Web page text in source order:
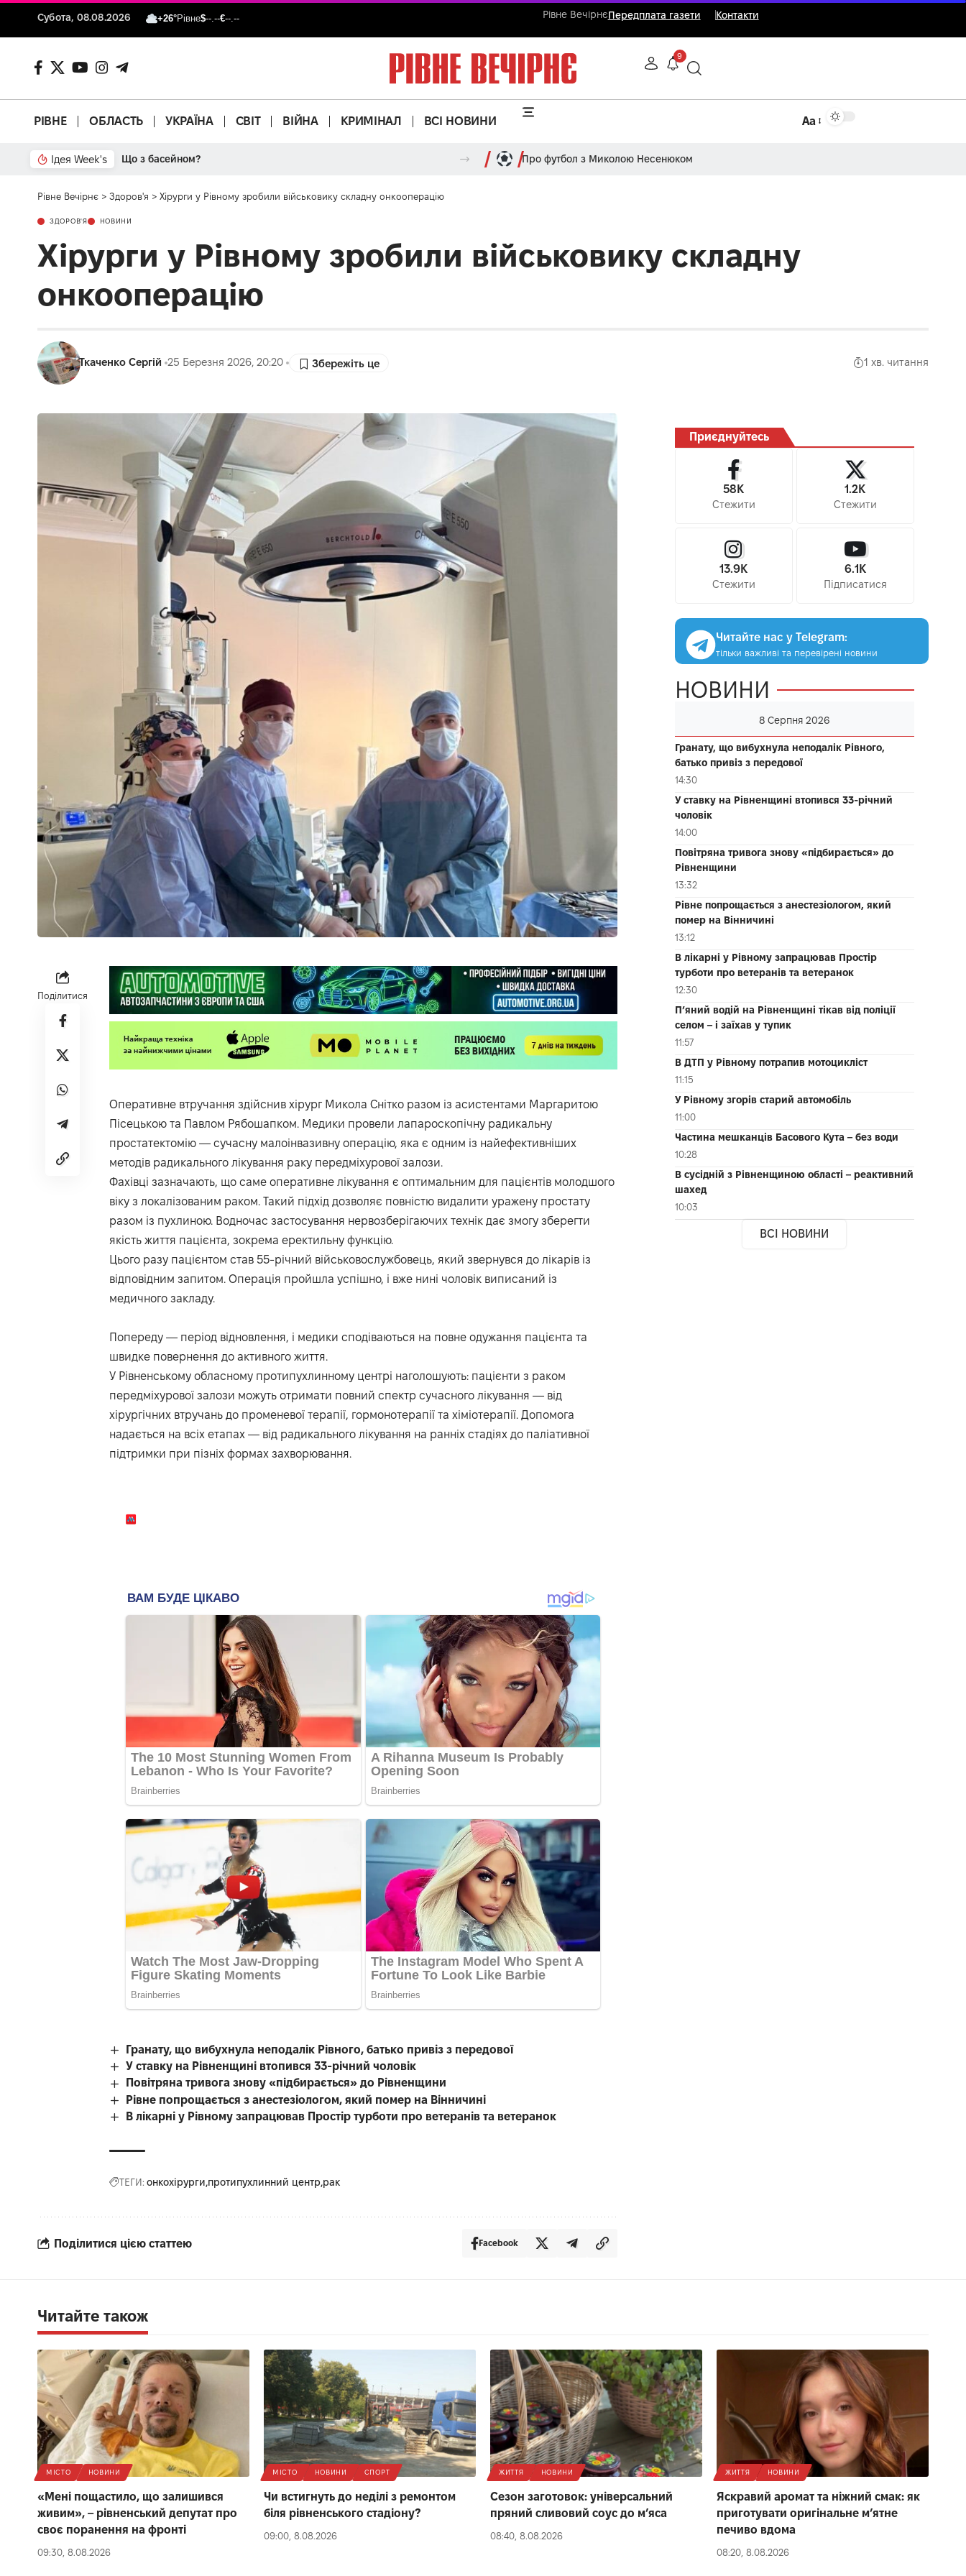
Субота, 08.08.2026 +26°Рівне$--.--€--.-- Рівне ВечірнєПередплата газети Контакти
9
РІВНЕ ОБЛАСТЬ УКРАЇНА СВІТ ВІЙНА КРИМІНАЛ ВСІ НОВИНИ Аа
Ідея Week's Що з басейном? Про футбол з Миколою Несенюком
Рівне Вечірнє > Здоров'я > Хірурги у Рівному зробили військовику складну онкооперацію
ЗДОРОВ'Я НОВИНИ
Хірурги у Рівному зробили військовику складну
онкооперацію
Ткаченко Сергій 25 Березня 2026, 20:20 1 хв. читання
Поділитися
Оперативне втручання здійснив хірург Микола Снітко разом із асистентами Маргаритою
Пісецькою та Павлом Рябошапком. Медики провели лапароскопічну радикальну
простатектомію — сучасну малоінвазивну операцію, яка є одним із найефективніших
методів радикального лікування раку передміхурової залози.
Фахівці зазначають, що саме оперативне лікування є оптимальним для пацієнтів молодшого
віку з локалізованим раком. Такий підхід дозволяє повністю видалити уражену простату
разом із пухлиною. Водночас застосування нервозберігаючих технік дає змогу зберегти
якість життя пацієнта, зокрема еректильну функцію.
Цього разу пацієнтом став 55-річний військовослужбовець, який звернувся до лікарів із
відповідним запитом. Операція пройшла успішно, і вже нині чоловік виписаний із
медичного закладу.
Попереду — період відновлення, і медики сподіваються на повне одужання пацієнта та
швидке повернення до активного життя.
У Рівненському обласному протипухлинному центрі наголошують: пацієнти з раком
передміхурової залози можуть отримати повний спектр сучасного лікування — від
хірургічних втручань до променевої терапії, гормонотерапії та хіміотерапії. Допомога
надається на всіх етапах — від радикального лікування на ранніх стадіях до паліативної
підтримки при пізніх формах захворювання.
Гранату, що вибухнула неподалік Рівного, батько привіз з передової
У ставку на Рівненщині втопився 33-річний чоловік
Повітряна тривога знову «підбирається» до Рівненщини
Рівне попрощається з анестезіологом, який помер на Вінничині
В лікарні у Рівному запрацював Простір турботи про ветеранів та ветеранок
ТЕГИ: онкохірурги протипухлинний центр рак
Поділитися цією статтею Facebook
Приєднуйтесь
58K
Стежити
1.2K
Стежити
13.9K
Стежити
6.1K
Підписатися
Читайте нас у Telegram:
тільки важливі та перевірені новини
НОВИНИ
8 Серпня 2026
Гранату, що вибухнула неподалік Рівного,
батько привіз з передової
14:30
У ставку на Рівненщині втопився 33-річний
чоловік
14:00
Повітряна тривога знову «підбирається» до
Рівненщини
13:32
Рівне попрощається з анестезіологом, який
помер на Вінничині
13:12
В лікарні у Рівному запрацював Простір
турботи про ветеранів та ветеранок
12:30
П’яний водій на Рівненщині тікав від поліції
селом – і заїхав у тупик
11:57
В ДТП у Рівному потрапив мотоцикліст
11:15
У Рівному згорів старий автомобіль
11:00
Частина мешканців Басового Кута – без води
10:28
В сусідній з Рівненщиною області – реактивний
шахед
10:03
ВСІ НОВИНИ
Читайте також
МІСТО НОВИНИ
«Мені пощастило, що залишився
живим», – рівненський депутат про
своє поранення на фронті
09:30, 8.08.2026
МІСТО НОВИНИ СПОРТ
Чи встигнуть до неділі з ремонтом
біля рівненського стадіону?
09:00, 8.08.2026
ЖИТТЯ НОВИНИ
Сезон заготовок: універсальний
пряний сливовий соус до мʼяса
08:40, 8.08.2026
ЖИТТЯ НОВИНИ
Яскравий аромат та ніжний смак: як
приготувати оригінальне м’ятне
печиво вдома
08:20, 8.08.2026